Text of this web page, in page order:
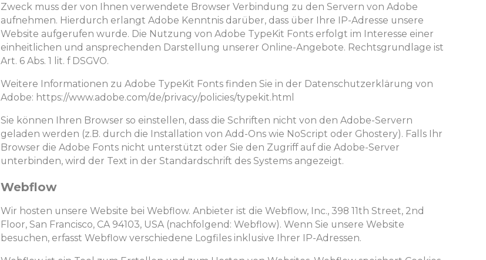
Zweck muss der von Ihnen verwendete Browser Verbindung zu den Servern von Adobe
aufnehmen. Hierdurch erlangt Adobe Kenntnis darüber, dass über Ihre IP-Adresse unsere
Website aufgerufen wurde. Die Nutzung von Adobe TypeKit Fonts erfolgt im Interesse einer
einheitlichen und ansprechenden Darstellung unserer Online-Angebote. Rechtsgrundlage ist
Art. 6 Abs. 1 lit. f DSGVO.
Weitere Informationen zu Adobe TypeKit Fonts finden Sie in der Datenschutzerklärung von
Adobe: https://www.adobe.com/de/privacy/policies/typekit.html
Sie können Ihren Browser so einstellen, dass die Schriften nicht von den Adobe-Servern
geladen werden (z.B. durch die Installation von Add-Ons wie NoScript oder Ghostery). Falls Ihr
Browser die Adobe Fonts nicht unterstützt oder Sie den Zugriff auf die Adobe-Server
unterbinden, wird der Text in der Standardschrift des Systems angezeigt.
Webflow
Wir hosten unsere Website bei Webflow. Anbieter ist die Webflow, Inc., 398 11th Street, 2nd
Floor, San Francisco, CA 94103, USA (nachfolgend: Webflow). Wenn Sie unsere Website
besuchen, erfasst Webflow verschiedene Logfiles inklusive Ihrer IP-Adressen.